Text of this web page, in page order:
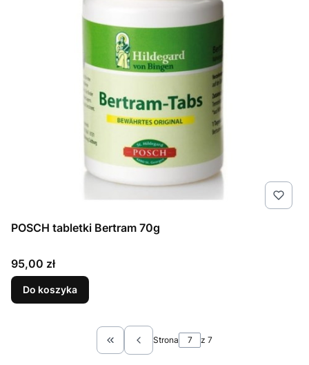
POSCH tabletki Bertram 70g
Cena
95,00 zł
Do koszyka
Wróć do pierwszej strony z produktami
Strona z 7